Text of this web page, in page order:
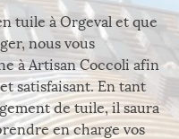
tuile à Orgeval et que
nous vous
à Artisan Coccoli afin
satisfaisant. En tant
de tuile, il saura
en charge vos